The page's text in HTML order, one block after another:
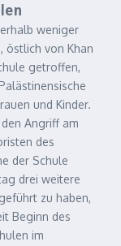
weniger
östlich von Khan
getroffen,
und Kinder.
Angriff am
des
der Schule
drei weitere
zu haben,
Beginn des
im